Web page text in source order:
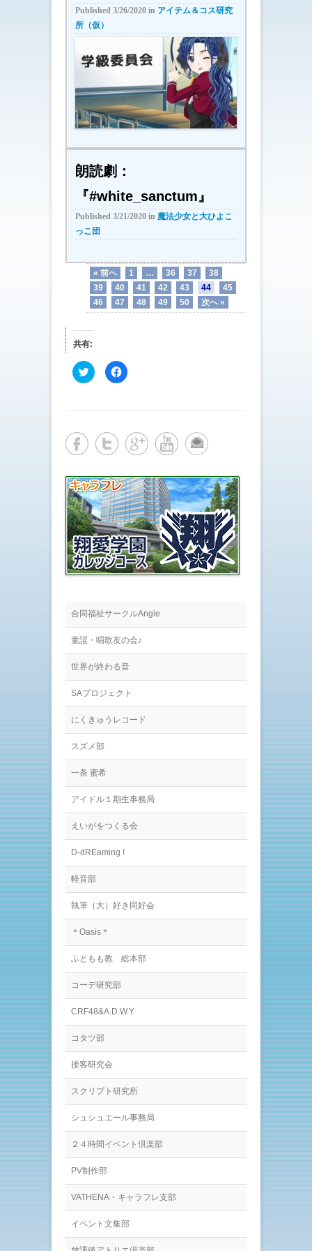
Published 3/26/2020 in アイテム＆コス研究
所（仮）
朗読劇：
『#white_sanctum』
Published 3/21/2020 in 魔法少女と大ひよこ
っこ団
« 前へ 1 … 36 37
38
39
40 41 42 43 44
45
46
47 48 49 50 次へ »
共有:
ク
リ
て
で
共
有
(
新
し
い
ウ
ィ
ン
ド
ウ
で
す
)
F
a
o
で
共
有
に
は
ク
リ
ッ
ク
し
て
く
だ
さ
い
(
ウ
ィ
ン
ド
ウ
で
開
き
ま
す
合同福祉サークルAngie
童謡・唱歌友の会♪
世界が終わる音
SAプロジェクト
にくきゅうレコード
スズメ部
一条 蜜希
アイドル１期生事務局
えいがをつくる会
D-dREaming !
軽音部
執筆（大）好き同好会
＊Oasis＊
ふともも教 総本部
コーデ研究部
CRF48&A.D.W.Y
コタツ部
接客研究会
スクリプト研究所
シュシュエール事務局
２４時間イベント倶楽部
PV制作部
VATHENA・キャラフレ支部
イベント文集部